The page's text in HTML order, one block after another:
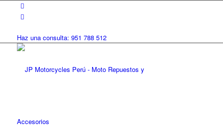
Haz una consulta: 951 788 512